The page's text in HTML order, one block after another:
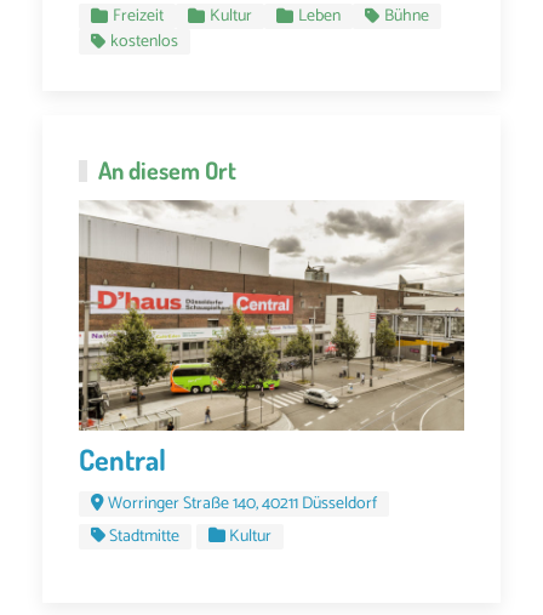
Freizeit Kultur Leben
Bühne
kostenlos
An diesem Ort
Central
Worringer Straße 140, 40211 Düsseldorf
Stadtmitte
Kultur